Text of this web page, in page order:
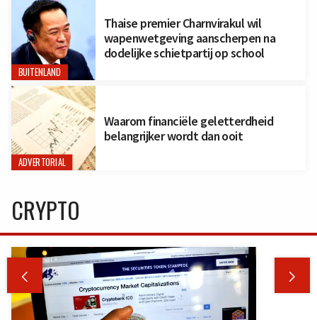
BUITENLAND
Thaise premier Charnvirakul wil
wapenwetgeving aanscherpen na
dodelijke schietpartij op school
ADVERTORIAL
Waarom financiële geletterdheid
belangrijker wordt dan ooit
CRYPTO
 